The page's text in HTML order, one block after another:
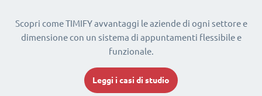
Scopri come TIMIFY avvantaggi le aziende di ogni settore e
dimensione con un sistema di appuntamenti flessibile e
funzionale.
Leggi i casi di studio